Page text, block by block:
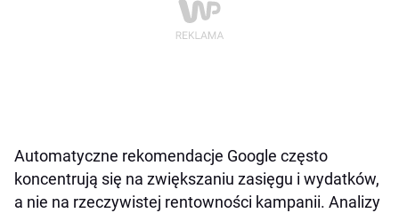
Automatyczne rekomendacje Google często
koncentrują się na zwiększaniu zasięgu i wydatków,
a nie na rzeczywistej rentowności kampanii. Analizy